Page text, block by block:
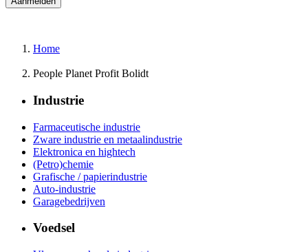
Home
People Planet Profit Bolidt
Industrie
Farmaceutische industrie
Zware industrie en metaalindustrie
Elektronica en hightech
(Petro)chemie
Grafische / papierindustrie
Auto-industrie
Garagebedrijven
Voedsel